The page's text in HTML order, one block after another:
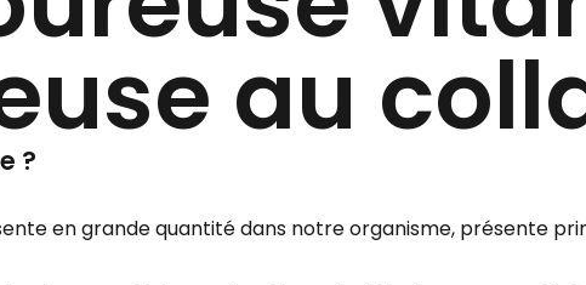
au
?
en grande quantité dans notre organisme, présente